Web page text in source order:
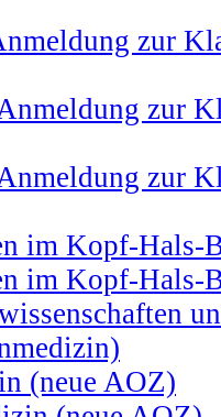
zur
zur
zur
im Kopf-Hals-
im Kopf-Hals-
(neue AOZ)